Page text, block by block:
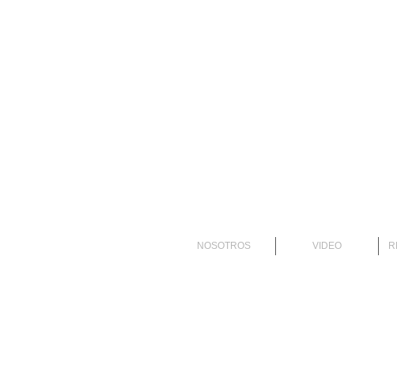
NOSOTROS VIDEO